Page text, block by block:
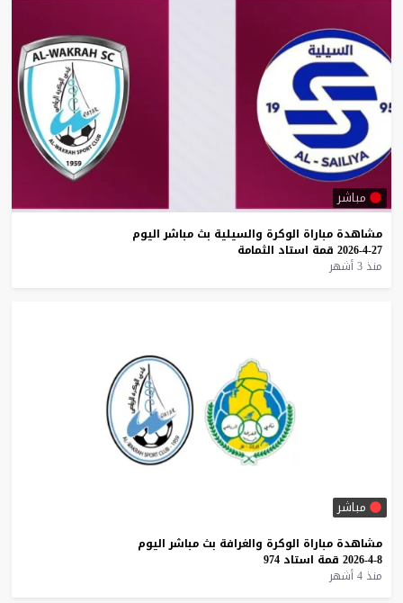
مباشر
مشاهدة مباراة الوكرة والسيلية بث مباشر اليوم
27-4-2026
قمة استاد الثمامة
منذ 3 أشهر
مباشر
مشاهدة مباراة الوكرة والغرافة بث مباشر اليوم
8-4-2026
قمة استاد 974
منذ 4 أشهر